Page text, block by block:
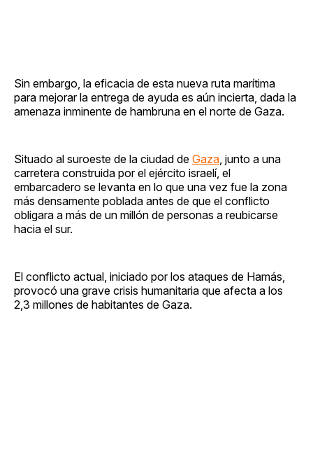
Sin embargo, la eficacia de esta nueva ruta marítima
para mejorar la entrega de ayuda es aún incierta, dada la
amenaza inminente de hambruna en el norte de Gaza.
Situado al suroeste de la ciudad de Gaza , junto a una
carretera construida por el ejército israelí, el
embarcadero se levanta en lo que una vez fue la zona
más densamente poblada antes de que el conflicto
obligara a más de un millón de personas a reubicarse
hacia el sur.
El conflicto actual, iniciado por los ataques de Hamás,
provocó una grave crisis humanitaria que afecta a los
2,3 millones de habitantes de Gaza.